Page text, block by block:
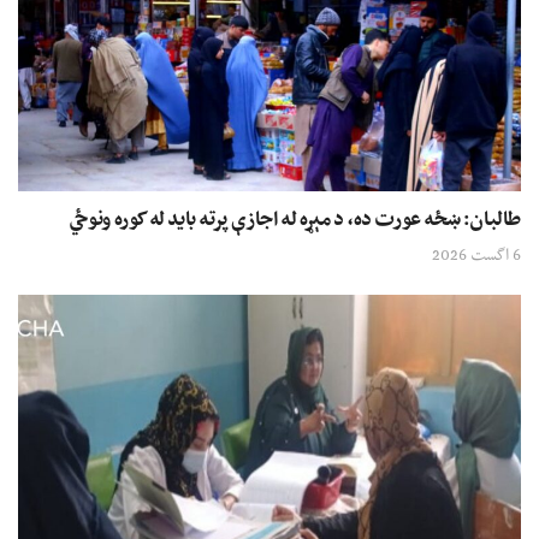
طالبان: ښځه عورت ده، د مېړه له اجازې پرته باید له کوره ونوځي
6 اگست 2026